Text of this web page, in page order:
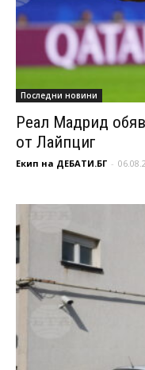
Последни новини
Реал Мадрид
от Лайпциг
Екип на ДЕБАТИ.БГ -